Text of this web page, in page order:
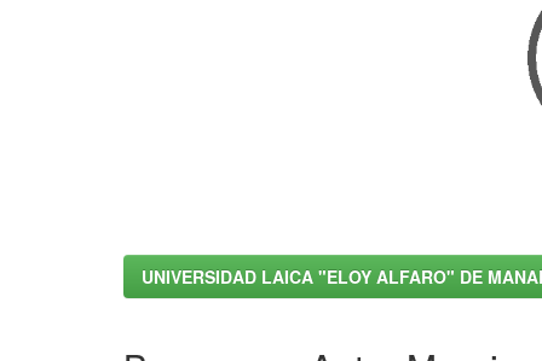
UNIVERSIDAD LAICA "ELOY ALFARO" DE